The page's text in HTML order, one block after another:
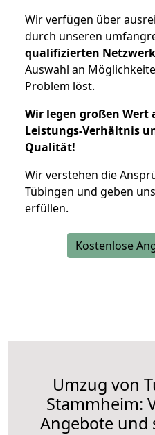
Wir verfügen über
durch unseren
qualifizierten Netzwerk
Auswahl an
Problem löst.
Wir legen großen Wert
Leistungs-Verhältnis
Qualität!
Wir verstehen die
Tübingen und geben
erfüllen.
Kostenlose
Umzug von
Stammheim:
Angebote und